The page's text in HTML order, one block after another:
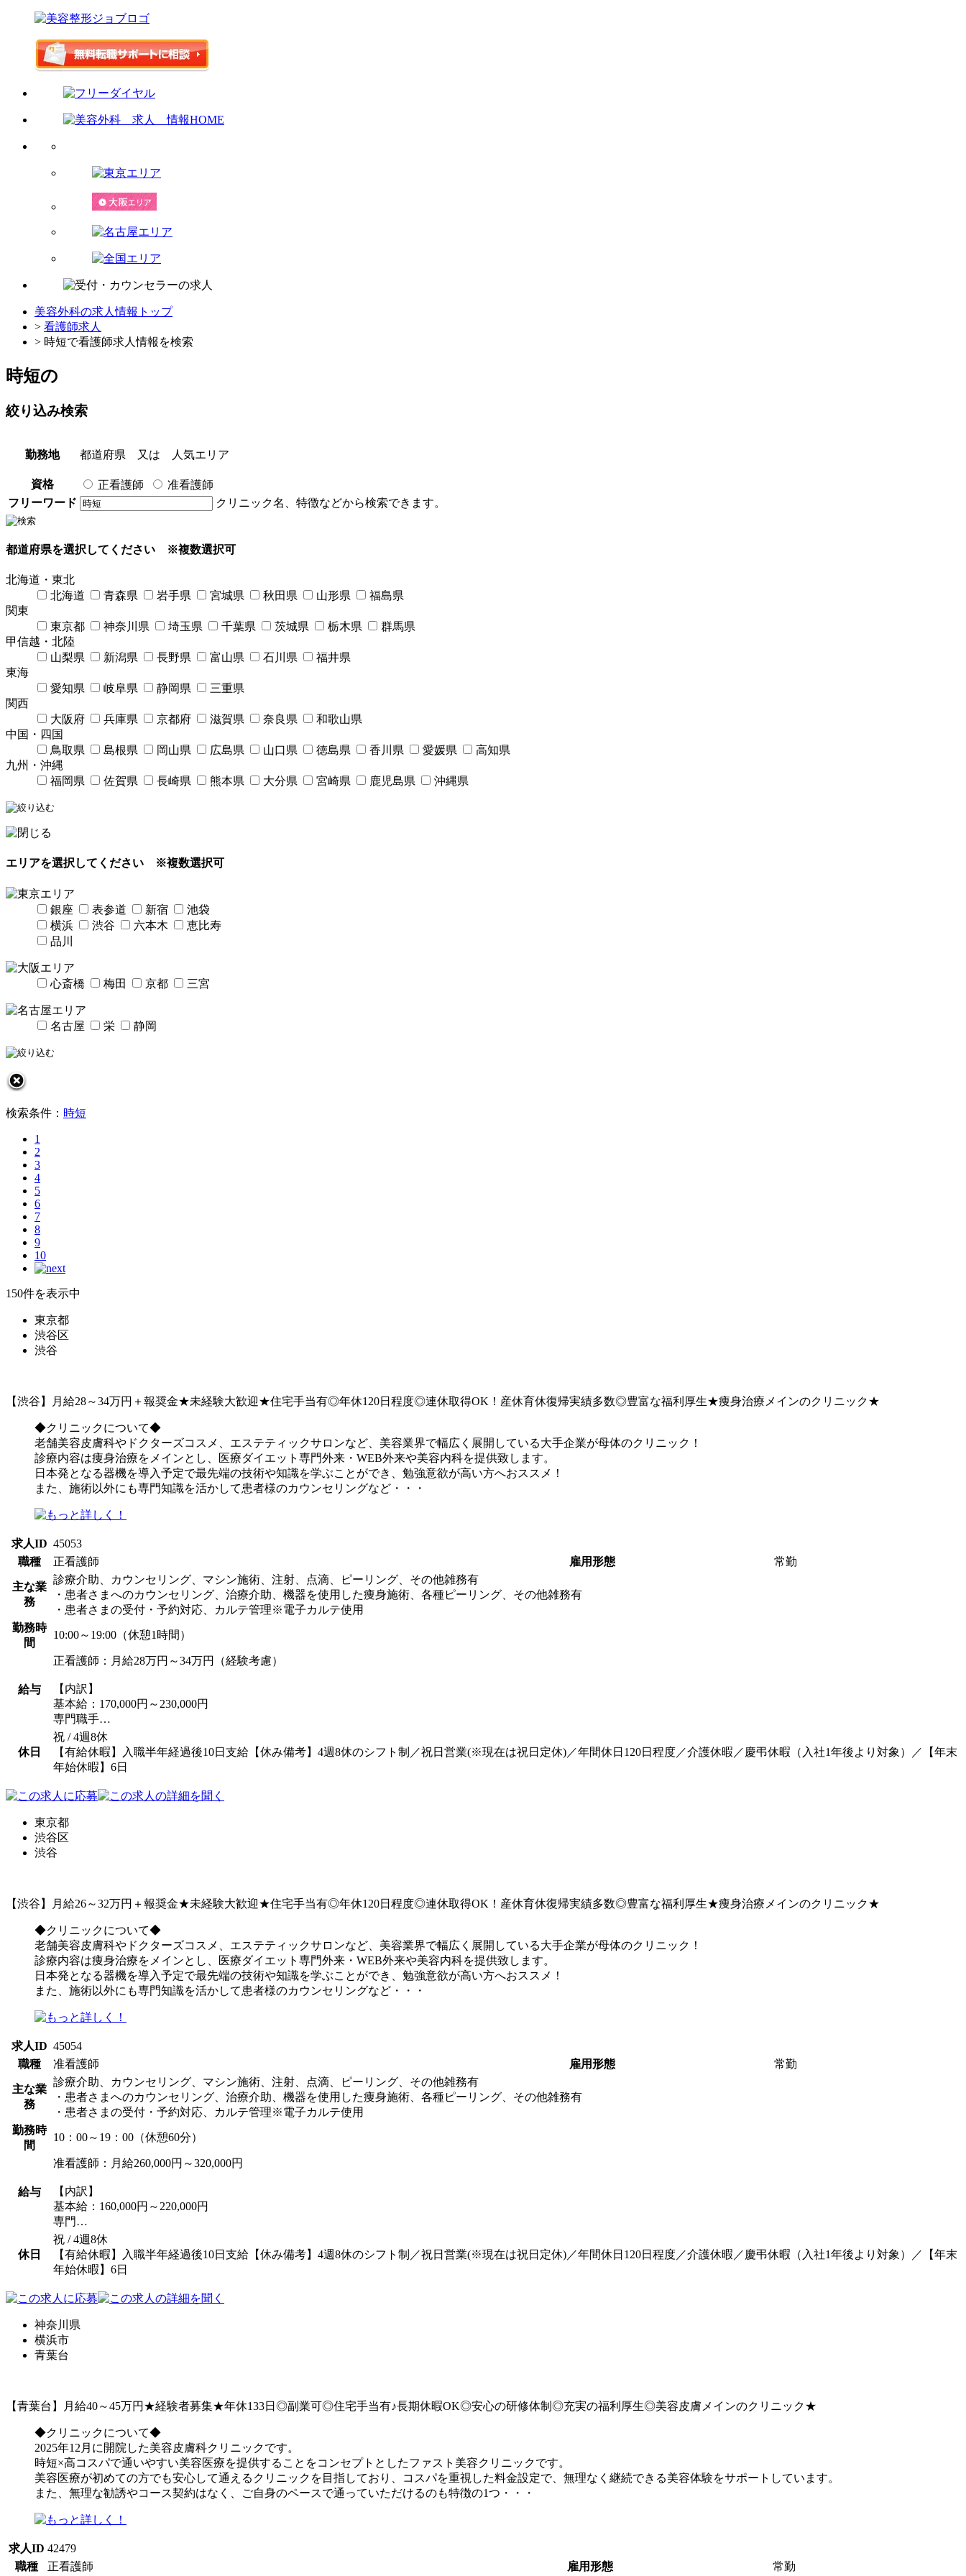
美容外科の求人情報トップ
> 看護師求人
> 時短で看護師求人情報を検索
時短の
絞り込み検索
勤務地 都道府県 又は 人気エリア
資格 正看護師
准看護師
フリーワード
クリニック名、特徴などから検索できます。
都道府県を選択してください ※複数選択可
北海道・東北
北海道
青森県 岩手県 宮城県 秋田県 山形県
福島県
関東
東京都
神奈川県 埼玉県 千葉県 茨城県 栃木県
群馬県
甲信越・北陸
山梨県
新潟県 長野県 富山県 石川県
福井県
東海
愛知県
岐阜県 静岡県
三重県
関西
大阪府
兵庫県 京都府 滋賀県 奈良県
和歌山県
中国・四国
鳥取県
島根県 岡山県 広島県 山口県 徳島県 香川県 愛媛県
高知県
九州・沖縄
福岡県
佐賀県 長崎県 熊本県 大分県 宮崎県 鹿児島県 沖縄県
エリアを選択してください ※複数選択可
銀座 表参道 新宿
池袋
横浜
渋谷 六本木
恵比寿
品川
心斎橋 梅田 京都 三宮
名古屋 栄 静岡
検索条件： 時短
1
2
3
4
5
6
7
8
9
10
150件を表示中
東京都
渋谷区
渋谷
【渋谷】月給28～34万円＋報奨金★未経験大歓迎★住宅手当有◎年休120日程度◎連休取得OK！産休育休復帰実績多数◎豊富な福利厚生★痩身治療メインのクリニック★
◆クリニックについて◆
老舗美容皮膚科やドクターズコスメ、エステティックサロンなど、美容業界で幅広く展開している大手企業が母体のクリニック！
診療内容は痩身治療をメインとし、医療ダイエット専門外来・WEB外来や美容内科を提供致します。
日本発となる器機を導入予定で最先端の技術や知識を学ぶことができ、勉強意欲が高い方へおススメ！
また、施術以外にも専門知識を活かして患者様のカウンセリングなど・・・
求人ID 45053
職種
正看護師 雇用形態 常勤
主な業
務
診療介助、カウンセリング、マシン施術、注射、点滴、ピーリング、その他雑務有
・患者さまへのカウンセリング、治療介助、機器を使用した痩身施術、各種ピーリング、その他雑務有
・患者さまの受付・予約対応、カルテ管理※電子カルテ使用
勤務時
間
10:00～19:00（休憩1時間）
給与
正看護師：月給28万円～34万円（経験考慮）
【内訳】
基本給：170,000円～230,000円
専門職手…
休日
祝 / 4週8休
【有給休暇】入職半年経過後10日支給【休み備考】4週8休のシフト制／祝日営業(※現在は祝日定休)／年間休日120日程度／介護休暇／慶弔休暇（入社1年後より対象）／【年末
年始休暇】6日
東京都
渋谷区
渋谷
【渋谷】月給26～32万円＋報奨金★未経験大歓迎★住宅手当有◎年休120日程度◎連休取得OK！産休育休復帰実績多数◎豊富な福利厚生★痩身治療メインのクリニック★
◆クリニックについて◆
老舗美容皮膚科やドクターズコスメ、エステティックサロンなど、美容業界で幅広く展開している大手企業が母体のクリニック！
診療内容は痩身治療をメインとし、医療ダイエット専門外来・WEB外来や美容内科を提供致します。
日本発となる器機を導入予定で最先端の技術や知識を学ぶことができ、勉強意欲が高い方へおススメ！
また、施術以外にも専門知識を活かして患者様のカウンセリングなど・・・
求人ID 45054
職種
准看護師 雇用形態 常勤
主な業
務
診療介助、カウンセリング、マシン施術、注射、点滴、ピーリング、その他雑務有
・患者さまへのカウンセリング、治療介助、機器を使用した痩身施術、各種ピーリング、その他雑務有
・患者さまの受付・予約対応、カルテ管理※電子カルテ使用
勤務時
間
10：00～19：00（休憩60分）
給与
准看護師：月給260,000円～320,000円
【内訳】
基本給：160,000円～220,000円
専門…
休日
祝 / 4週8休
【有給休暇】入職半年経過後10日支給【休み備考】4週8休のシフト制／祝日営業(※現在は祝日定休)／年間休日120日程度／介護休暇／慶弔休暇（入社1年後より対象）／【年末
年始休暇】6日
神奈川県
横浜市
青葉台
【青葉台】月給40～45万円★経験者募集★年休133日◎副業可◎住宅手当有♪長期休暇OK◎安心の研修体制◎充実の福利厚生◎美容皮膚メインのクリニック★
◆クリニックについて◆
2025年12月に開院した美容皮膚科クリニックです。
時短×高コスパで通いやすい美容医療を提供することをコンセプトとしたファスト美容クリニックです。
美容医療が初めての方でも安心して通えるクリニックを目指しており、コスパを重視した料金設定で、無理なく継続できる美容体験をサポートしています。
また、無理な勧誘やコース契約はなく、ご自身のペースで通っていただけるのも特徴の1つ・・・
求人ID 42479
職種
正看護師 雇用形態 常勤